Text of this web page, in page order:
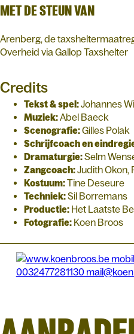
MET DE STEUN VAN
Arenberg, de
Overheid via Gallop Taxshelter
Credits
Tekst & spel:Johannes
Muziek: Abel Baeck
Scenografie:Gilles Polak
Schrijfcoach en
Dramaturgie:Selm
Zangcoach:Judith Okon,
Kostuum:Tine Deseure
Techniek:Sil Borremans
Productie: Het Laatste
Fotografie: Koen Broos